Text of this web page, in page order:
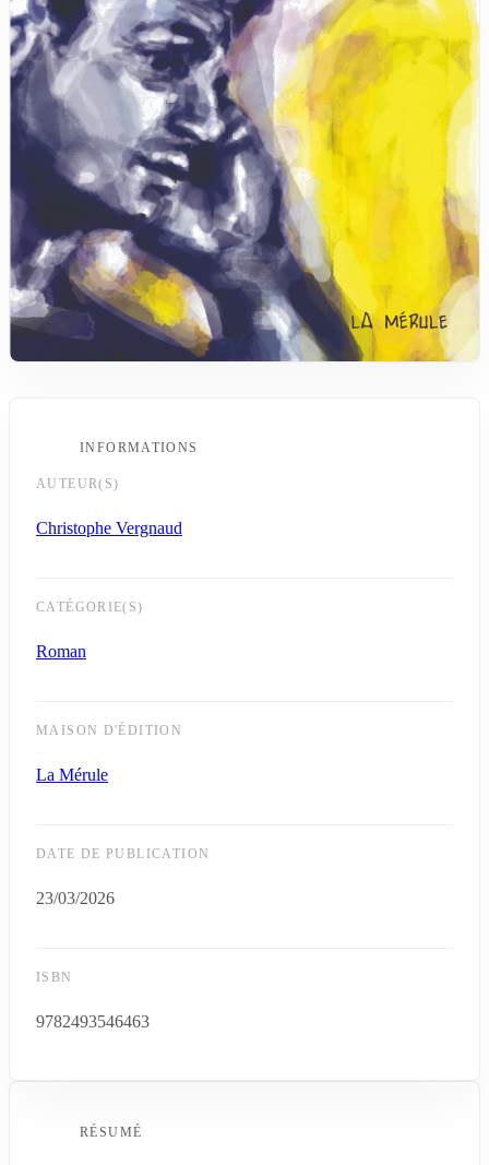
INFORMATIONS
AUTEUR(S)
Christophe Vergnaud
CATÉGORIE(S)
Roman
MAISON D'ÉDITION
La Mérule
DATE DE PUBLICATION
23/03/2026
ISBN
9782493546463
RÉSUMÉ